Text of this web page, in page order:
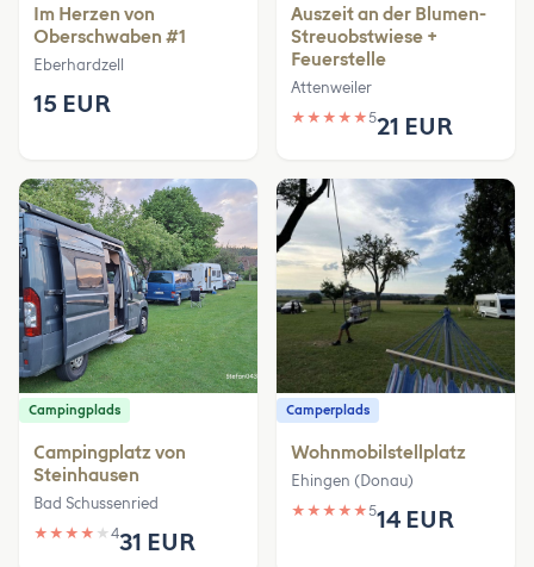
Im Herzen von
Oberschwaben #1
Eberhardzell
15 EUR
Auszeit an der Blumen-
Streuobstwiese +
Feuerstelle
Attenweiler
★ ★ ★ ★ ★521 EUR
Campingplads
Campingplatz von
Steinhausen
Bad Schussenried
★ ★ ★ ★ ★ 431 EUR
Camperplads
Wohnmobilstellplatz
Ehingen (Donau)
★ ★ ★ ★ ★514 EUR